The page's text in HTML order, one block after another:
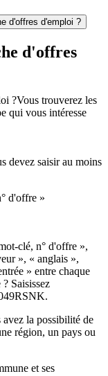
d'offres d'emploi ?
d'offres
?Vous trouverez les
qui vous intéresse
devez saisir au moins
d'offre »
clé, n° d'offre »,
», « anglais »,
» entre chaque
Saisissez
la possibilité de
région, un pays ou
et ses